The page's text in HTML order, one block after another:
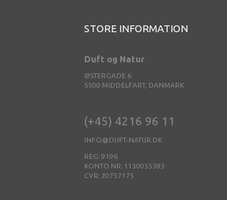
STORE INFORMATION
Duft og Natur
ØSTERGADE 6
5500 MIDDELFART, DANMARK
(+45) 4216 96 11
INFO@DUFT-NATUR.DK
REG: 9196
KONTO NR: 1130055393
CVR: 20757175